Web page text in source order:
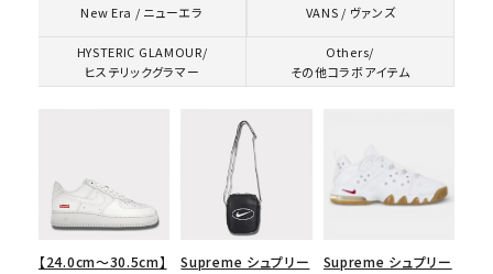
New Era / ニューエラ VANS / ヴァンズ
HYSTERIC GLAMOUR/
ヒステリックグラマー
Others/
その他コラボアイテム
【24.0cm～30.5cm】
Supreme シュプリー
Supreme シュプリー